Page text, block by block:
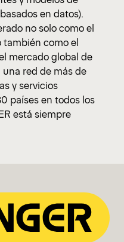
en datos).
no solo como el
también como el
mercado global de
red de más de
y servicios
países en todos los
está siempre